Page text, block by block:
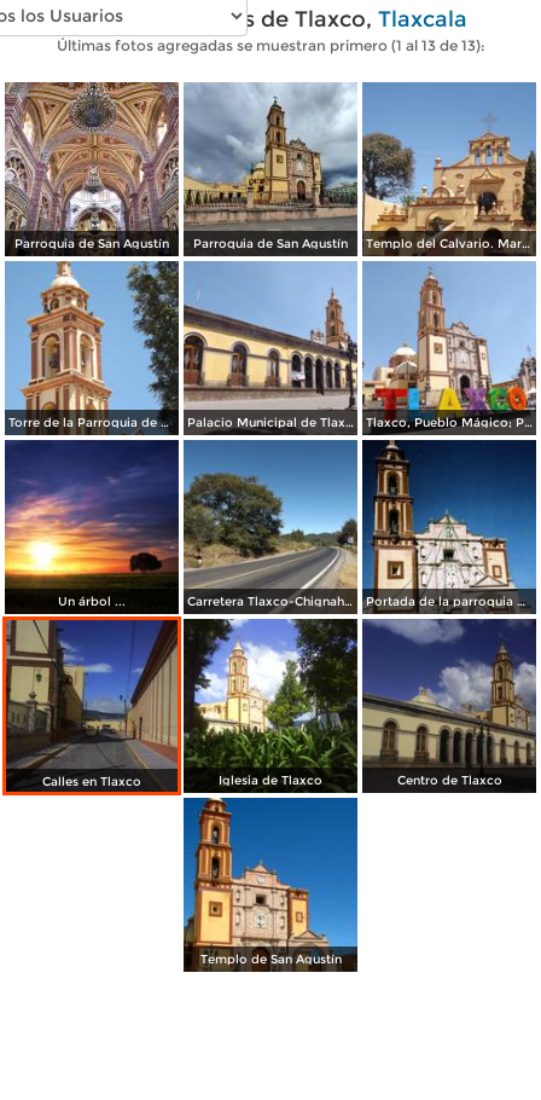
Fotos modernas de Tlaxco, Tlaxcala
Últimas fotos agregadas se muestran primero (1 al 13 de 13):
Parroquia de San Agustín Parroquia de San Agustín Templo del Calvario. Marzo/2018
Torre de la Parroquia de San Agustín. Marzo/2018 Palacio Municipal de Tlaxco. Marzo/2018 Tlaxco, Pueblo Mágico; Parroquia de San Agustín. Marzo/2018
Un árbol ... Carretera Tlaxco-Chignahuapan. Noviembre/2012 Portada de la parroquia de San Agustín ( Siglo XVII). Tlaxco. 2006
Calles en Tlaxco Iglesia de Tlaxco Centro de Tlaxco
Templo de San Agustín